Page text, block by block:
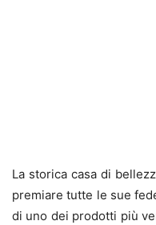
La storica casa di
premiare tutte le sue
di uno dei prodotti più